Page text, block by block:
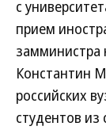
с
прием
замминистра
Константин
российских
студентов из